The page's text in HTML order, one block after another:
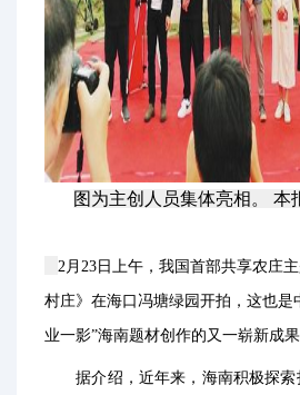
图为主创人员集体亮相。 本
2月23日上午，我国首部共享农庄
村庄》在海口冯塘绿园开拍，这也是
业一影”海南题材创作的又一崭新成果
据介绍，近年来，海南积极探索